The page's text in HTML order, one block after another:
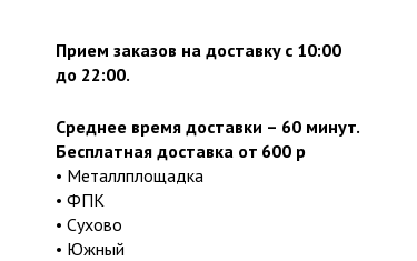
Прием заказов на доставку с 10:00
до 22:00.
Среднее время доставки – 60 минут.
Бесплатная доставка от 600 р
• Металлплощадка
• ФПК
• Сухово
• Южный